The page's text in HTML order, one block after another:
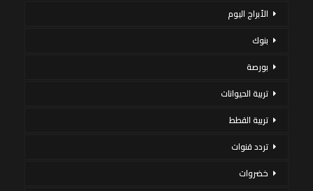
الأبراج اليوم
بنوك
بورصة
تربية الحيوانات
تربية القطط
تردد قنوات
خضروات